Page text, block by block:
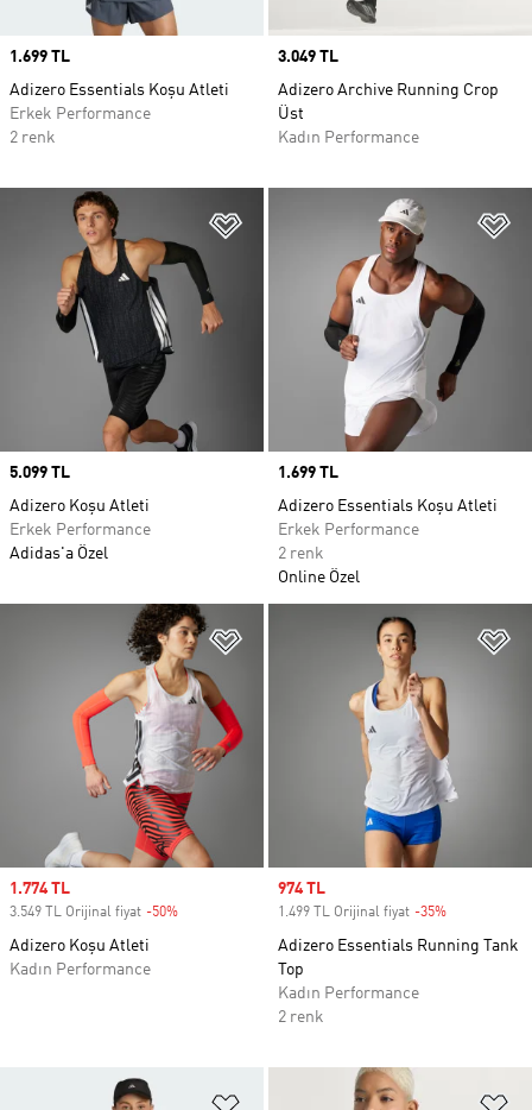
Price
1.699 TL
Adizero Essentials Koşu Atleti
Erkek Performance
2 renk
Price
3.049 TL
Adizero Archive Running Crop
Üst
Kadın Performance
Favori Listesine Ekle
Price
5.099 TL
Adizero Koşu Atleti
Erkek Performance
Adidas'a Özel
Price
1.699 TL
Adizero Essentials Koşu Atleti
Erkek Performance
2 renk
Online Özel
Favori Listesine Ekle
Sale price
1.774 TL
3.549 TL Orijinal fiyat -50%
Adizero Koşu Atleti
Kadın Performance
Sale price
974 TL
1.499 TL Orijinal fiyat -35%
Adizero Essentials Running Tank
Top
Kadın Performance
2 renk
Favori Listesine Ekle